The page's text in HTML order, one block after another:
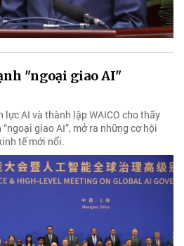
"ngoại giao AI"
lực AI và thành lập WAICO cho thấy
giao AI”, mở ra những cơ hội
tế mới nổi.